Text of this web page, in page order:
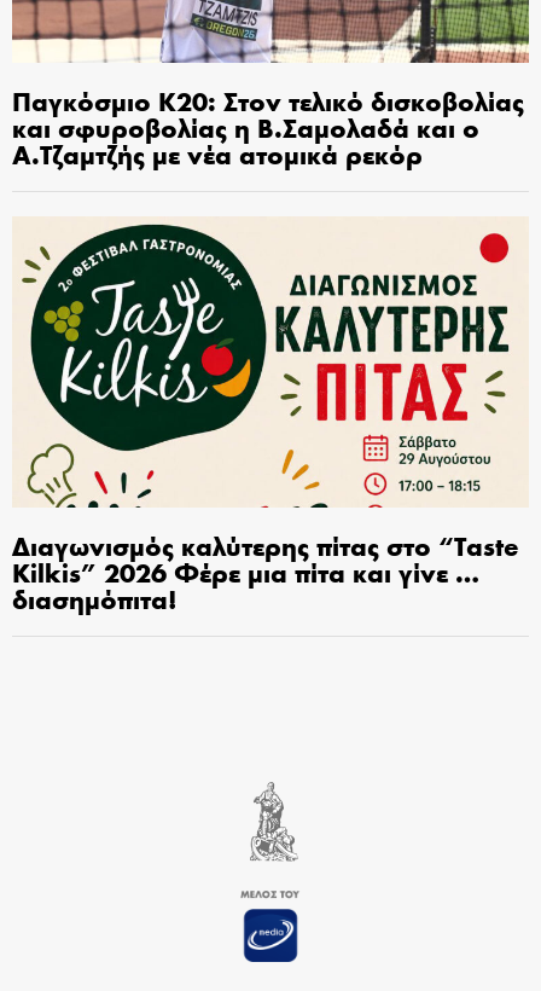
Παγκόσμιο Κ20: Στον τελικό δισκοβολίας
και σφυροβολίας η Β.Σαμολαδά και ο
Α.Τζαμτζής με νέα ατομικά ρεκόρ
Διαγωνισμός καλύτερης πίτας στο “Taste
Kilkis” 2026 Φέρε μια πίτα και γίνε …
διασημόπιτα!